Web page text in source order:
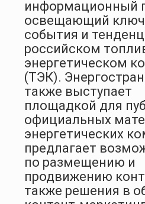
информационный
освещающий
события и
российском
энергетическом
(ТЭК).
также выступает
площадкой для
официальных
энергетических
предлагает
по размещению и
продвижению
также решения в